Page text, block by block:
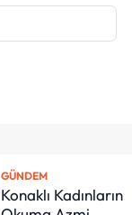
GÜNDEM
Konaklı Kadınların